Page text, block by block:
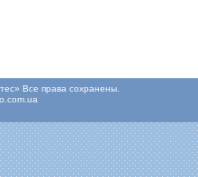
Все права сохранены.